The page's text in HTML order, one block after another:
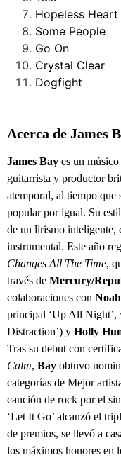
Hopeless Heart
Some People
Go On
Crystal Clear
Dogfight
Acerca de James
James Bay es un
guitarrista y productor
atemporal, al tiempo que
popular por igual. Su
de un lirismo inteligente,
instrumental. Este año
Changes All The Time,
través de Mercury/
colaboraciones con
principal ‘Up All Night’,
Distraction’) y Holly
Tras su debut con
Calm, Bay obtuvo
categorías de Mejor
canción de rock por el
‘Let It Go’ alcanzó el
de premios, se llevó a
los máximos honores en